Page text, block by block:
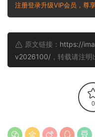
注册登录升级VIP会员，尊
原文链接： https://
v2026100/ ，转载请注明
0